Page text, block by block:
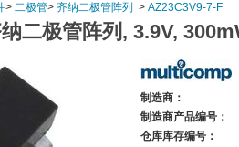
> 二极管> 齐纳二极管阵列 > AZ23C3V9-7-F
二极管阵列, 3.9V,
制造商：
制造商产品编号：
仓库库存编号：